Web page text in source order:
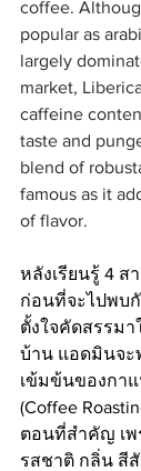
coffee.
popular as
largely
market,
caffeine
taste and
blend of
famous as it
of flavor.
หลังเรียนรู้ 4
ก่อนที่จะไปพบ
ตั้งใจคัดสรรมา
บ้าน แอดมินจะ
เข้มข้นของกา
(Coffee
ตอนที่สำคัญ เ
รสชาติ กลิ่น สี